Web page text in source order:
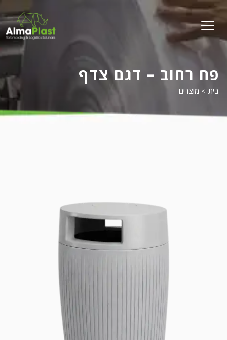
menu
opener
פח רחוב – דגם צדף
בית > מוצרים